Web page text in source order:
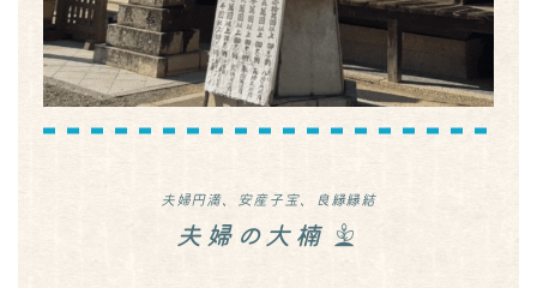
夫婦円満、安産子宝、良縁縁結
夫婦の大楠